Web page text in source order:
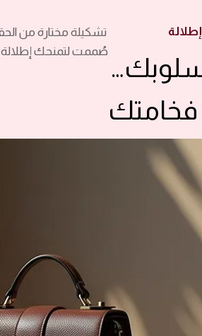
تشكيلة مختارة من
صُممت لتمنحك